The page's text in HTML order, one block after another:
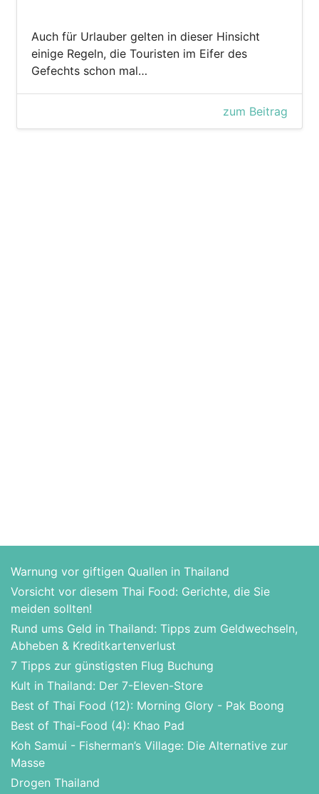
Auch für Urlauber gelten in dieser Hinsicht
einige Regeln, die Touristen im Eifer des
Gefechts schon mal…
zum Beitrag
Warnung vor giftigen Quallen in Thailand
Vorsicht vor diesem Thai Food: Gerichte, die Sie
meiden sollten!
Rund ums Geld in Thailand: Tipps zum Geldwechseln,
Abheben & Kreditkartenverlust
7 Tipps zur günstigsten Flug Buchung
Kult in Thailand: Der 7-Eleven-Store
Best of Thai Food (12): Morning Glory - Pak Boong
Best of Thai-Food (4): Khao Pad
Koh Samui - Fisherman’s Village: Die Alternative zur
Masse
Drogen Thailand